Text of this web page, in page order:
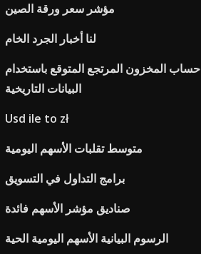
مؤشر سعر ورقة الصين
لنا أخبار الجرد الخام
حساب المخزون المرتجع المتوقع باستخدام
البيانات التاريخية
Usd ile to zł
متوسط ​​تقلبات الأسهم اليومية
برامج التداول في التسويق
صناديق مؤشر الأسهم فائدة
الرسوم البيانية الأسهم اليومية الحية